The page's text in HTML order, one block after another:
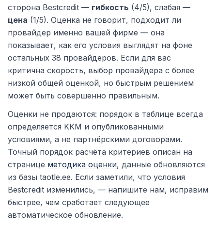
сторона Bestcredit — гибкость (4/5), слабая —
цена (1/5). Оценка не говорит, подходит ли
провайдер именно вашей фирме — она
показывает, как его условия выглядят на фоне
остальных 38 провайдеров. Если для вас
критична скорость, выбор провайдера с более
низкой общей оценкой, но быстрым решением
может быть совершенно правильным.
Оценки не продаются: порядок в таблице всегда
определяется KKM и опубликованными
условиями, а не партнёрскими договорами.
Точный порядок расчёта критериев описан на
странице методика оценки, данные обновляются
из базы taotle.ee. Если заметили, что условия
Bestcredit изменились, — напишите нам, исправим
быстрее, чем сработает следующее
автоматическое обновление.